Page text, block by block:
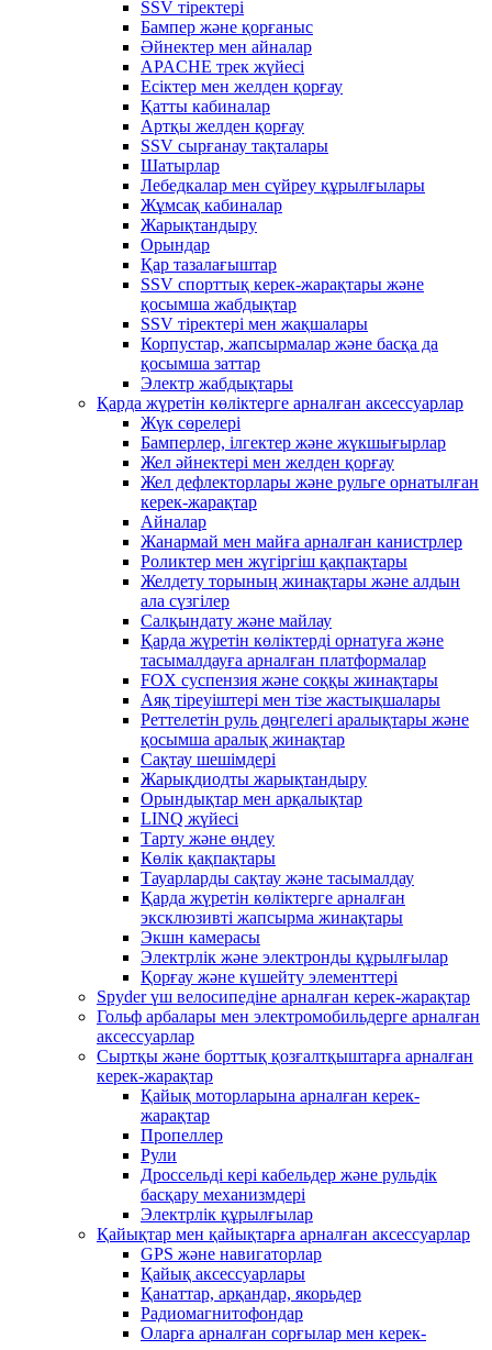
SSV тіректері
Бампер және қорғаныс
Әйнектер мен айналар
APACHE трек жүйесі
Есіктер мен желден қорғау
Қатты кабиналар
Артқы желден қорғау
SSV сырғанау тақталары
Шатырлар
Лебедкалар мен сүйреу құрылғылары
Жұмсақ кабиналар
Жарықтандыру
Орындар
Қар тазалағыштар
SSV спорттық керек-жарақтары және
қосымша жабдықтар
SSV тіректері мен жақшалары
Корпустар, жапсырмалар және басқа да
қосымша заттар
Электр жабдықтары
Қарда жүретін көліктерге арналған аксессуарлар
Жүк сөрелері
Бамперлер, ілгектер және жүкшығырлар
Жел әйнектері мен желден қорғау
Жел дефлекторлары және рульге орнатылған
керек-жарақтар
Айналар
Жанармай мен майға арналған канистрлер
Роликтер мен жүгіргіш қақпақтары
Желдету торының жинақтары және алдын
ала сүзгілер
Салқындату және майлау
Қарда жүретін көліктерді орнатуға және
тасымалдауға арналған платформалар
FOX суспензия және соққы жинақтары
Аяқ тіреуіштері мен тізе жастықшалары
Реттелетін руль дөңгелегі аралықтары және
қосымша аралық жинақтар
Сақтау шешімдері
Жарықдиодты жарықтандыру
Орындықтар мен арқалықтар
LINQ жүйесі
Тарту және өңдеу
Көлік қақпақтары
Тауарларды сақтау және тасымалдау
Қарда жүретін көліктерге арналған
эксклюзивті жапсырма жинақтары
Экшн камерасы
Электрлік және электронды құрылғылар
Қорғау және күшейту элементтері
Spyder үш велосипедіне арналған керек-жарақтар
Гольф арбалары мен электромобильдерге арналған
аксессуарлар
Сыртқы және борттық қозғалтқыштарға арналған
керек-жарақтар
Қайық моторларына арналған керек-
жарақтар
Пропеллер
Рули
Дроссельді кері кабельдер және рульдік
басқару механизмдері
Электрлік құрылғылар
Қайықтар мен қайықтарға арналған аксессуарлар
GPS және навигаторлар
Қайық аксессуарлары
Қанаттар, арқандар, якорьдер
Радиомагнитофондар
Оларға арналған сорғылар мен керек-